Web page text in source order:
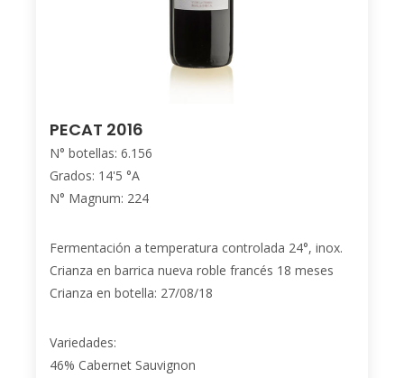
PECAT 2016
N° botellas: 6.156
Grados: 14'5 °A
N° Magnum: 224
Fermentación a temperatura controlada 24°, inox.
Crianza en barrica nueva roble francés 18 meses
Crianza en botella: 27/08/18
Variedades:
46% Cabernet Sauvignon